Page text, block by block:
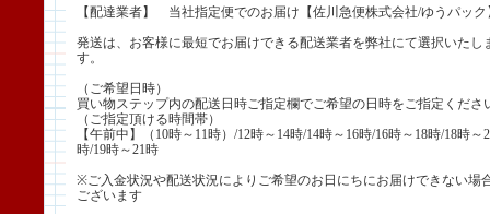
【配達業者】 当社指定便でのお届け【佐川急便株式会社/ゆうパック
発送は、お客様に最短でお届けできる配送業者を弊社にて選択いたし
す。
（ご希望日時）
買い物ステップ内の配送日時ご指定欄でご希望の日時をご指定くださ
（ご指定頂ける時間帯）
【午前中】（10時～11時）/12時～14時/14時～16時/16時～18時/18時～
時/19時～21時
※ご入金状況や配送状況によりご希望のお日にちにお届けできない場
ございます